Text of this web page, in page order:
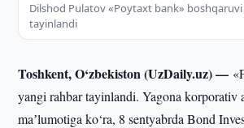
Dilshod Pulatov «Poytaxt bank»
tayinlandi
Toshkent, O‘zbekiston (UzDaily.uz) —
yangi rahbar tayinlandi. Yagona korporativ
maʼlumotiga ko‘ra, 8 sentyabrda Bond